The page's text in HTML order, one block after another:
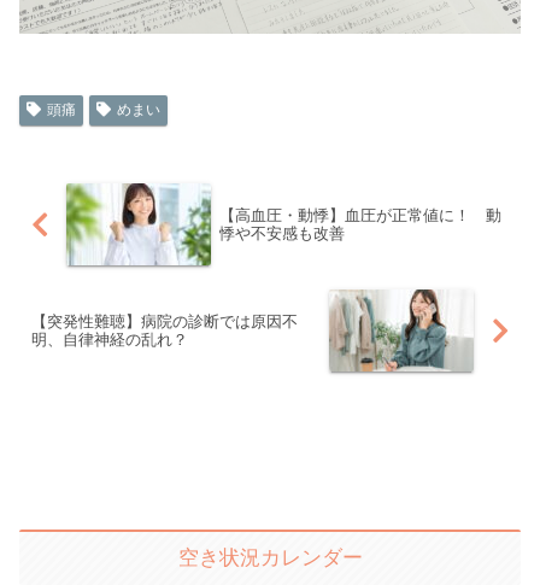
頭痛 めまい
【高血圧・動悸】血圧が正常値に！ 動
悸や不安感も改善
【突発性難聴】病院の診断では原因不
明、自律神経の乱れ？
空き状況カレンダー